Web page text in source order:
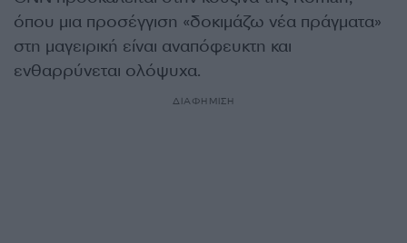
όπου μια προσέγγιση «δοκιμάζω νέα πράγματα»
στη μαγειρική είναι αναπόφευκτη και
ενθαρρύνεται ολόψυχα.
ΔΙΑΦΗΜΙΣΗ